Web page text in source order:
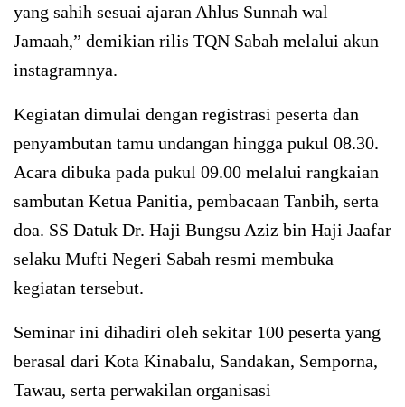
yang sahih sesuai ajaran Ahlus Sunnah wal
Jamaah,” demikian rilis TQN Sabah melalui akun
instagramnya.
Kegiatan dimulai dengan registrasi peserta dan
penyambutan tamu undangan hingga pukul 08.30.
Acara dibuka pada pukul 09.00 melalui rangkaian
sambutan Ketua Panitia, pembacaan Tanbih, serta
doa. SS Datuk Dr. Haji Bungsu Aziz bin Haji Jaafar
selaku Mufti Negeri Sabah resmi membuka
kegiatan tersebut.
Seminar ini dihadiri oleh sekitar 100 peserta yang
berasal dari Kota Kinabalu, Sandakan, Semporna,
Tawau, serta perwakilan organisasi